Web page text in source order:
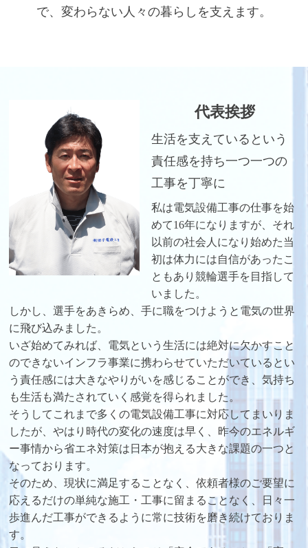
で、変わらない人々の暮らしを支えます。
代表挨拶
生活を支えているという
責任感を持ち一つ一つの
工事を丁寧に
私は電気設備工事の仕事を始
めて16年になりますが、それ
以前の社会人になり始めた当
初は体力には自信があったこ
ともあり競輪選手を目指して
いました。
しかし、選手をあきらめ、手に職をつけようと電気の世界
に飛び込みました。
いざ始めてみれば、電気という生活には絶対に欠かすこと
のできないインフラ事業に携わらせていただいているとい
う責任感には大きなやりがいを感じることができ、気持ち
も生活も満たされていく感覚を得られました。
そうしてこれまで多くの電気設備工事に対応してまいりま
したが、やはり時代の変化の速度は早く、昨今のエネルギ
ー事情から省エネ対策は日本が抱える大きな課題の一つと
なっております。
そのため、現状に満足することなく、依頼者様のご要望に
応えるだけの単純な施工・工事に留まることなく、日々一
歩進んだ工事ができるように常に技術を磨き続けておりま
す。